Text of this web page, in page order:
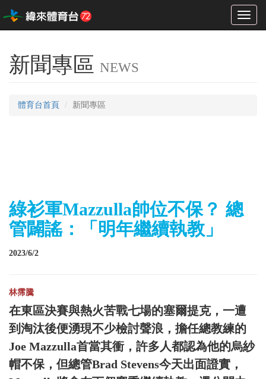
Toggle
新聞專區 NEWS
體育台首頁 新聞專區
綠衫軍Mazzulla帥位不保？ 總
管闢謠：「明年繼續執教」
2023/6/2
林霈騰
在東區決賽與熱火苦戰七場的塞爾提克，一遭
到淘汰後便湧現不少檢討聲浪，擔任總教練的
Joe Mazzulla首當其衝，許多人都認為他的烏紗
帽不保，但總管Brad Stevens今天出面證實，